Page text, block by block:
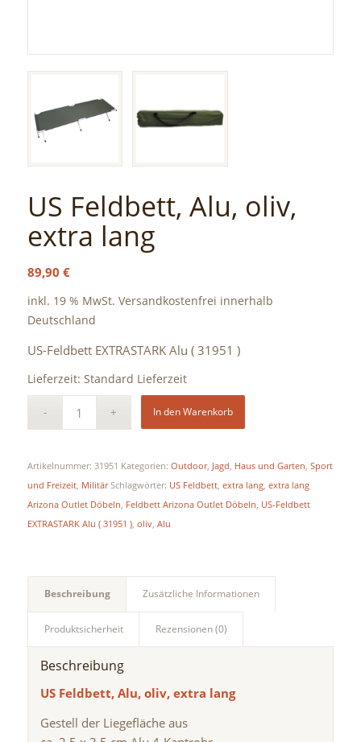
US Feldbett, Alu, oliv,
extra lang
89,90 €
inkl. 19 % MwSt. Versandkostenfrei innerhalb
Deutschland
US-Feldbett EXTRASTARK Alu ( 31951 )
Lieferzeit: Standard Lieferzeit
In den Warenkorb
Artikelnummer: 31951 Kategorien: Outdoor, Jagd, Haus und Garten, Sport
und Freizeit, Militär Schlagwörter: US Feldbett, extra lang, extra lang
Arizona Outlet Döbeln, Feldbett Arizona Outlet Döbeln, US-Feldbett
EXTRASTARK Alu ( 31951 ), oliv, Alu
Beschreibung Zusätzliche Informationen
Produktsicherheit Rezensionen (0)
Beschreibung
US Feldbett, Alu, oliv, extra lang
Gestell der Liegefläche aus